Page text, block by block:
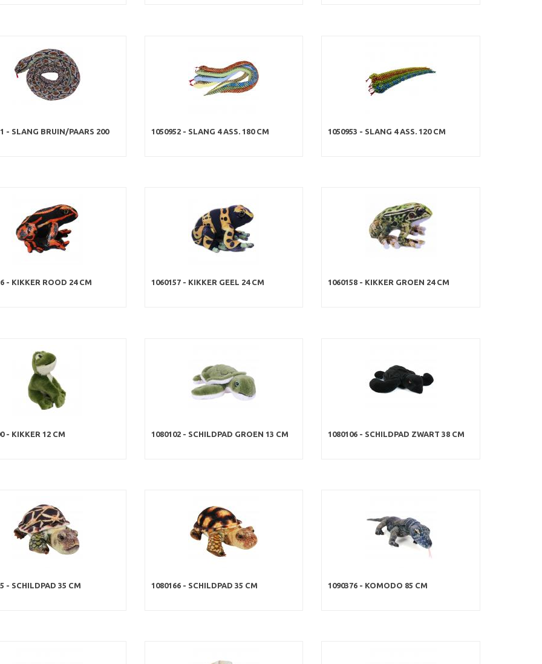
- SLANG BRUIN/PAARS 200
1050952 - SLANG 4 ASS. 180 CM 1050953 - SLANG 4 ASS. 120 CM
- KIKKER ROOD 24 CM 1060157 - KIKKER GEEL 24 CM 1060158 - KIKKER GROEN 24 CM
- KIKKER 12 CM 1080102 - SCHILDPAD GROEN 13 CM 1080106 - SCHILDPAD ZWART 38 CM
- SCHILDPAD 35 CM 1080166 - SCHILDPAD 35 CM 1090376 - KOMODO 85 CM